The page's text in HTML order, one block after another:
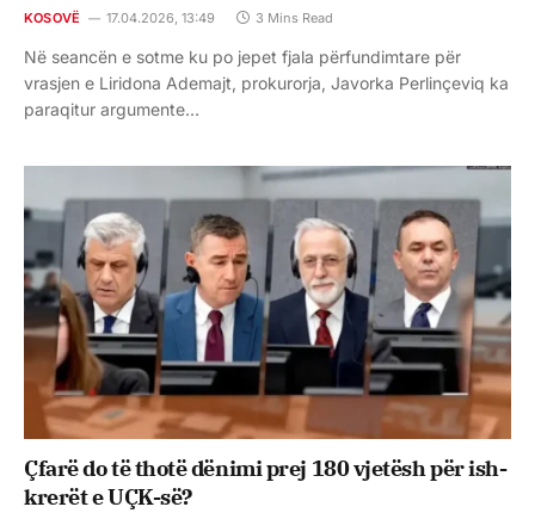
KOSOVË 17.04.2026, 13:49 3 Mins Read
Në seancën e sotme ku po jepet fjala përfundimtare për
vrasjen e Liridona Ademajt, prokurorja, Javorka Perlinçeviq ka
paraqitur argumente…
Çfarë do të thotë dënimi prej 180 vjetësh për ish-
krerët e UÇK-së?